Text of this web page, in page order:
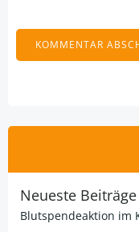
Neueste Beiträge
Blutspendeaktion im